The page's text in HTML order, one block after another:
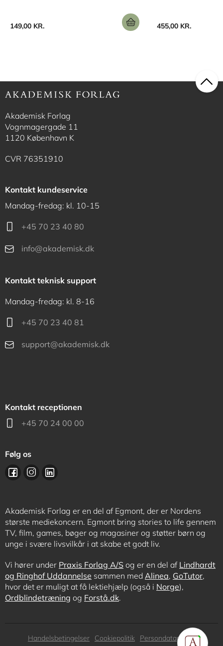
149,00 KR. 455,00 KR.
Akademisk Forlag
Vognmagergade 11
1120 København K
CVR 76351910
Kontakt kundeservice
Mandag-fredag: kl. 10-15
+45 70 23 40 80
info@akademisk.dk
Kontakt teknisk support
Mandag-fredag: kl. 8-16
+45 70 23 40 81
support@akademisk.dk
Kontakt receptionen
+45 70 24 00 00
Følg os
Akademisk Forlag er en del af Egmont, der er Nordens
største mediekoncern. Egmont bring stories to life gennem
TV, film, games, bøger og magasiner og støtter børn og
unge i svære livsvilkår i at skabe et godt liv.
Vi hører under Praxis Forlag A/S og er en del af Lindhardt
og Ringhof Uddannelse sammen med Alinea, GoTutor,
hvor det er muligt at få lektiehjælp (også i Norge),
Ordblindetræning og Forstå.dk.
Subfooter
Handelsbetingelser Cookiepolitik Persondatapolitik